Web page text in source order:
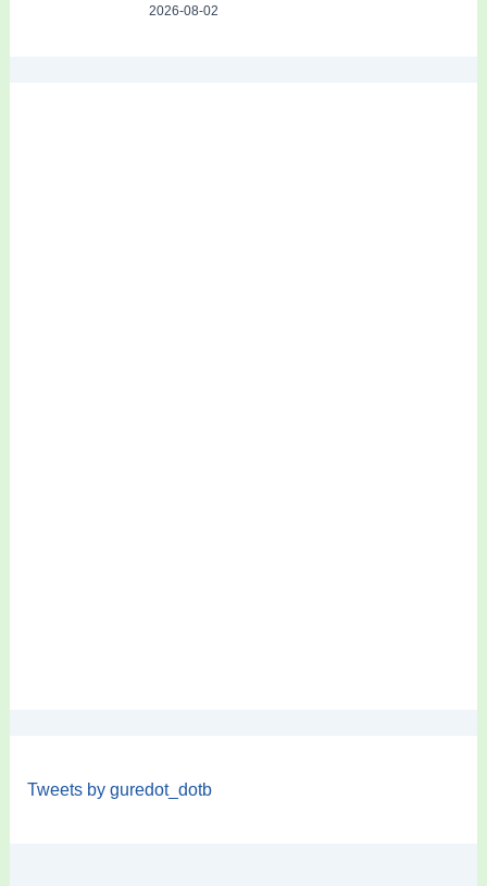
2026-08-02
Tweets by guredot_dotb